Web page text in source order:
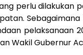
perlu dilakukan
pelaksanaan
Wakil Gubernur